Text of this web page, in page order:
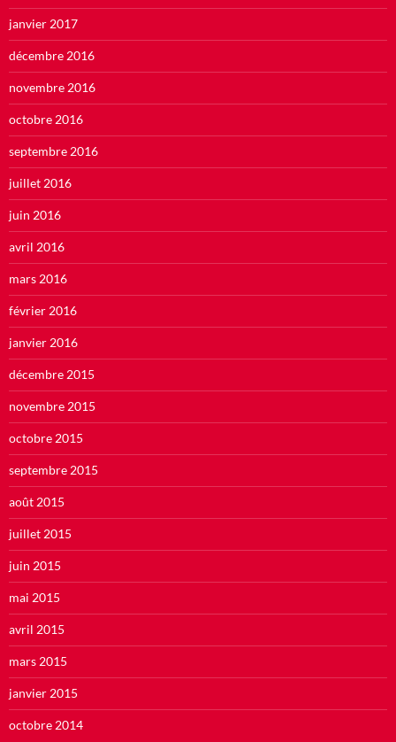
janvier 2017
décembre 2016
novembre 2016
octobre 2016
septembre 2016
juillet 2016
juin 2016
avril 2016
mars 2016
février 2016
janvier 2016
décembre 2015
novembre 2015
octobre 2015
septembre 2015
août 2015
juillet 2015
juin 2015
mai 2015
avril 2015
mars 2015
janvier 2015
octobre 2014